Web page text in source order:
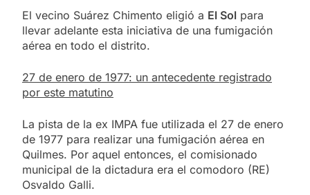
El vecino Suárez Chimento eligió a El Sol para
llevar adelante esta iniciativa de una fumigación
aérea en todo el distrito.
27 de enero de 1977: un antecedente registrado
por este matutino
La pista de la ex IMPA fue utilizada el 27 de enero
de 1977 para realizar una fumigación aérea en
Quilmes. Por aquel entonces, el comisionado
municipal de la dictadura era el comodoro (RE)
Osvaldo Galli.